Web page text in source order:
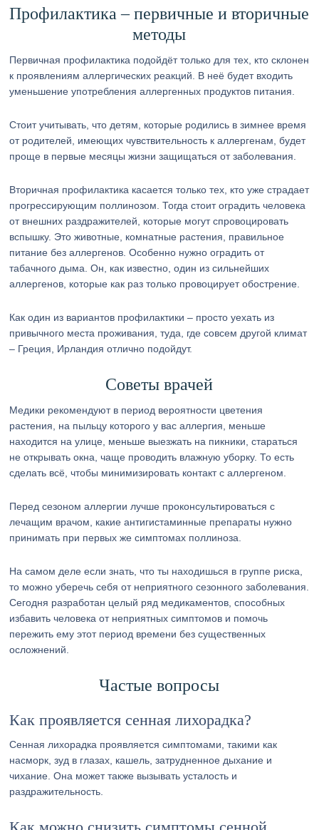
Профилактика – первичные и вторичные
методы
Первичная профилактика подойдёт только для тех, кто склонен
к проявлениям аллергических реакций. В неё будет входить
уменьшение употребления аллергенных продуктов питания.
Стоит учитывать, что детям, которые родились в зимнее время
от родителей, имеющих чувствительность к аллергенам, будет
проще в первые месяцы жизни защищаться от заболевания.
Вторичная профилактика касается только тех, кто уже страдает
прогрессирующим поллинозом. Тогда стоит оградить человека
от внешних раздражителей, которые могут спровоцировать
вспышку. Это животные, комнатные растения, правильное
питание без аллергенов. Особенно нужно оградить от
табачного дыма. Он, как известно, один из сильнейших
аллергенов, которые как раз только провоцирует обострение.
Как один из вариантов профилактики – просто уехать из
привычного места проживания, туда, где совсем другой климат
– Греция, Ирландия отлично подойдут.
Советы врачей
Медики рекомендуют в период вероятности цветения
растения, на пыльцу которого у вас аллергия, меньше
находится на улице, меньше выезжать на пикники, стараться
не открывать окна, чаще проводить влажную уборку. То есть
сделать всё, чтобы минимизировать контакт с аллергеном.
Перед сезоном аллергии лучше проконсультироваться с
лечащим врачом, какие антигистаминные препараты нужно
принимать при первых же симптомах поллиноза.
На самом деле если знать, что ты находишься в группе риска,
то можно уберечь себя от неприятного сезонного заболевания.
Сегодня разработан целый ряд медикаментов, способных
избавить человека от неприятных симптомов и помочь
пережить ему этот период времени без существенных
осложнений.
Частые вопросы
Как проявляется сенная лихорадка?
Сенная лихорадка проявляется симптомами, такими как
насморк, зуд в глазах, кашель, затрудненное дыхание и
чихание. Она может также вызывать усталость и
раздражительность.